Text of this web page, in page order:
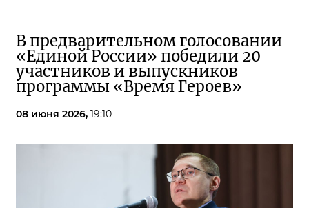
В предварительном голосовании
«Единой России» победили 20
участников и выпускников
программы «Время Героев»
08 июня 2026, 19:10